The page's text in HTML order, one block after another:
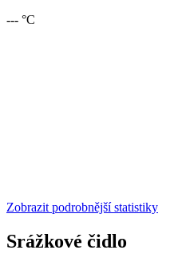
--- °C
Zobrazit podrobnější statistiky
Srážkové čidlo